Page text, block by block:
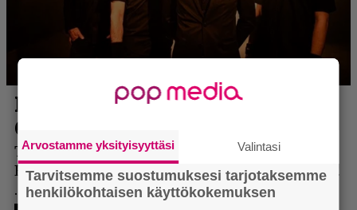
Arvostamme yksityisyyttäsi Valintasi
Tarvitsemme suostumuksesi tarjotaksemme
henkilökohtaisen käyttökokemuksen